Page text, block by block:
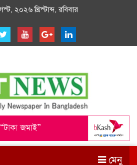
২০২৬ খ্রিস্টাব্দ, রবিবার
মেনু